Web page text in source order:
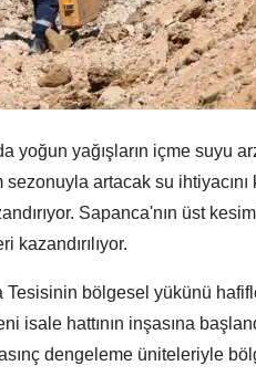
yoğun yağışların içme suyu
artacak su
Sapanca'nın üst
kazandırılıyor.
Tesisinin bölgesel yükünü
isale hattının inşasına
dengeleme üniteleriyle